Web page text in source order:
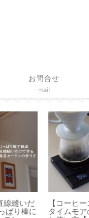
お問合せ
mail
【オキシクリーン】
メリカ版使ってみま